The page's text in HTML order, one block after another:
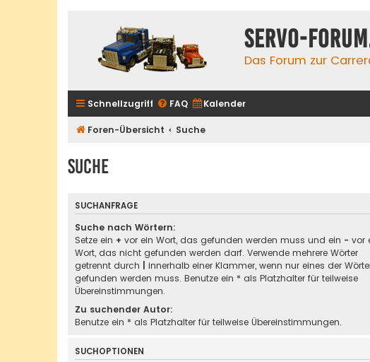
servo-
Das Forum zur
Schnellzugriff FAQ Kalender
Foren-Übersicht Suche
Suche
SUCHANFRAGE
Suche nach Wörtern:
Setze ein + vor ein Wort, das gefunden werden muss und ein - vor
Wort, das nicht gefunden werden darf. Verwende mehrere Wörter
getrennt durch
innerhalb einer Klammer, wenn nur eines der
gefunden werden muss. Benutze ein * als Platzhalter für teilweise
Übereinstimmungen.
Zu suchender Autor:
Benutze ein * als Platzhalter für teilweise Übereinstimmungen.
SUCHOPTIONEN